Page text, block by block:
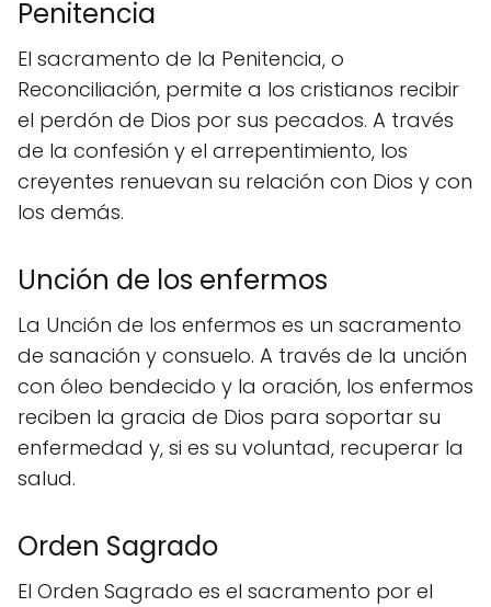
Penitencia
El sacramento de la Penitencia, o
Reconciliación, permite a los cristianos recibir
el perdón de Dios por sus pecados. A través
de la confesión y el arrepentimiento, los
creyentes renuevan su relación con Dios y con
los demás.
Unción de los enfermos
La Unción de los enfermos es un sacramento
de sanación y consuelo. A través de la unción
con óleo bendecido y la oración, los enfermos
reciben la gracia de Dios para soportar su
enfermedad y, si es su voluntad, recuperar la
salud.
Orden Sagrado
El Orden Sagrado es el sacramento por el